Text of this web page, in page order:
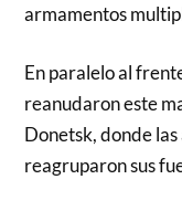
armamentos
En paralelo al
reanudaron este
Donetsk, donde
reagruparon sus